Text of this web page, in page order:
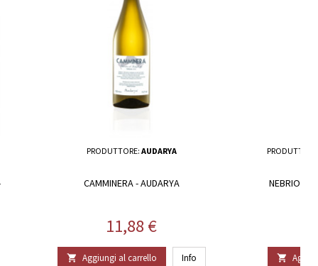
PRODUTTORE: AUDARYA
CAMMINERA - AUDARYA
Prezzo
11,88 €
 Aggiungi al carrello Info
NEBRIOSU
